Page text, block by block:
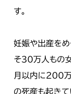
す。
妊娠や出産をめ
そ30万人もの
月以内に200万
の死産も起きて